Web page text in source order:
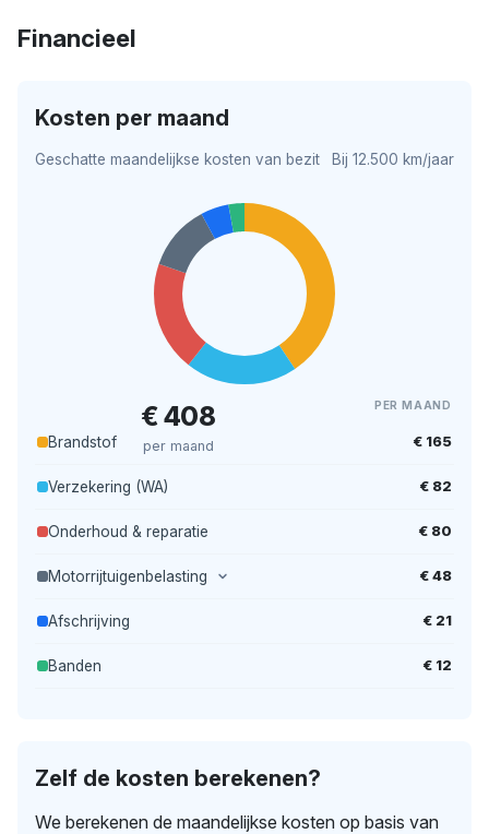
Financieel
Kosten per maand
Geschatte maandelijkse kosten van bezit Bij 12.500 km/jaar
€ 408
per maand
PER MAAND
Brandstof € 165
Verzekering (WA) € 82
Onderhoud & reparatie € 80
Motorrijtuigenbelasting € 48
Afschrijving € 21
Banden € 12
Zelf de kosten berekenen?
We berekenen de maandelijkse kosten op basis van